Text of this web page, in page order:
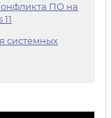
ПО на
системных